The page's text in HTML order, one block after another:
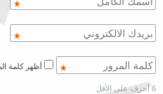
6 أحرف على الأقل